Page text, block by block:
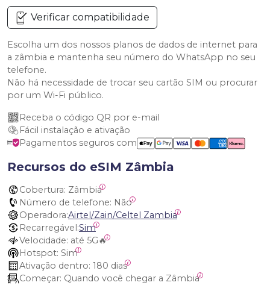
Verificar compatibilidade
Escolha um dos nossos planos de dados de internet para
a zâmbia e mantenha seu número do WhatsApp no seu
telefone.
Não há necessidade de trocar seu cartão SIM ou procurar
por um Wi-Fi público.
Receba o código QR por e-mail
Fácil instalação e ativação
Pagamentos seguros com
Recursos do eSIM Zâmbia
Cobertura: Zâmbia
Número de telefone: Não
Operadora:Airtel/Zain/Celtel Zambia
Recarregável:Sim
Velocidade: até 5G🔥
Hotspot: Sim
Ativação dentro: 180 dias
Começar: Quando você chegar a Zâmbia